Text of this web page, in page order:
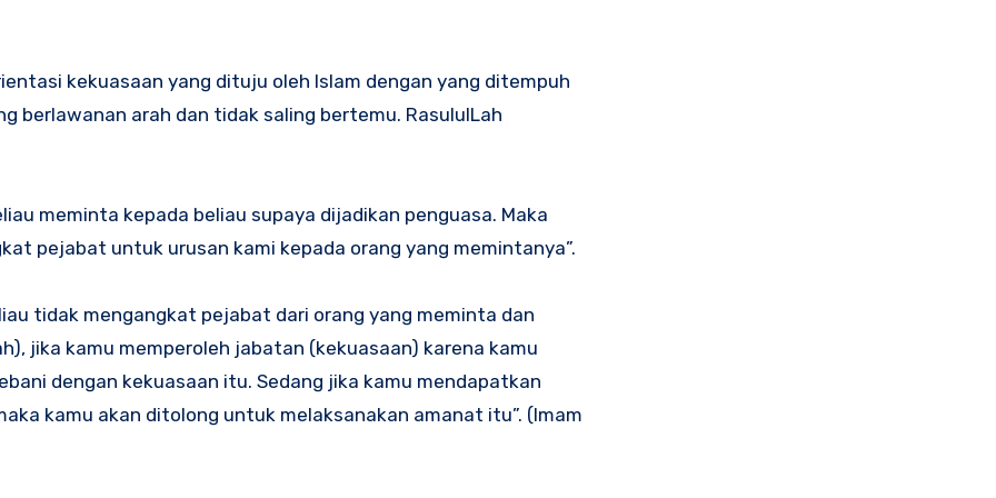
kekuasaan yang dituju oleh Islam dengan yang ditempuh
berlawanan arah dan tidak saling bertemu. RasululLah
meminta kepada beliau supaya dijadikan penguasa. Maka
pejabat untuk urusan kami kepada orang yang memintanya”.
tidak mengangkat pejabat dari orang yang meminta dan
jika kamu memperoleh jabatan (kekuasaan) karena kamu
dengan kekuasaan itu. Sedang jika kamu mendapatkan
kamu akan ditolong untuk melaksanakan amanat itu”. (Imam